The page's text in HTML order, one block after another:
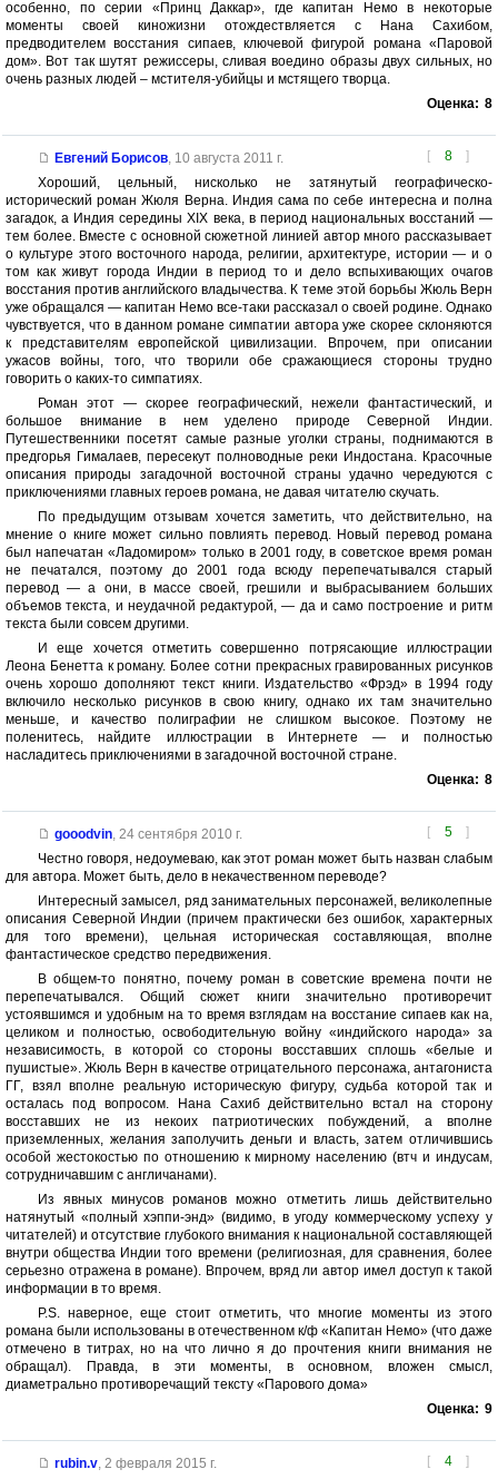
особенно, по серии «Принц Даккар», где капитан Немо в некоторые
моменты своей киножизни отождествляется с Нана Сахибом,
предводителем восстания сипаев, ключевой фигурой романа «Паровой
дом». Вот так шутят режиссеры, сливая воедино образы двух сильных, но
очень разных людей – мстителя-убийцы и мстящего творца.
Оценка: 8
[ 8 ]
Евгений Борисов, 10 августа 2011 г.
Хороший, цельный, нисколько не затянутый географическо-
исторический роман Жюля Верна. Индия сама по себе интересна и полна
загадок, а Индия середины XIX века, в период национальных восстаний —
тем более. Вместе с основной сюжетной линией автор много рассказывает
о культуре этого восточного народа, религии, архитектуре, истории — и о
том как живут города Индии в период то и дело вспыхивающих очагов
восстания против английского владычества. К теме этой борьбы Жюль Верн
уже обращался — капитан Немо все-таки рассказал о своей родине. Однако
чувствуется, что в данном романе симпатии автора уже скорее склоняются
к представителям европейской цивилизации. Впрочем, при описании
ужасов войны, того, что творили обе сражающиеся стороны трудно
говорить о каких-то симпатиях.
Роман этот — скорее географический, нежели фантастический, и
большое внимание в нем уделено природе Северной Индии.
Путешественники посетят самые разные уголки страны, поднимаются в
предгорья Гималаев, пересекут полноводные реки Индостана. Красочные
описания природы загадочной восточной страны удачно чередуются с
приключениями главных героев романа, не давая читателю скучать.
По предыдущим отзывам хочется заметить, что действительно, на
мнение о книге может сильно повлиять перевод. Новый перевод романа
был напечатан «Ладомиром» только в 2001 году, в советское время роман
не печатался, поэтому до 2001 года всюду перепечатывался старый
перевод — а они, в массе своей, грешили и выбрасыванием больших
объемов текста, и неудачной редактурой, — да и само построение и ритм
текста были совсем другими.
И еще хочется отметить совершенно потрясающие иллюстрации
Леона Бенетта к роману. Более сотни прекрасных гравированных рисунков
очень хорошо дополняют текст книги. Издательство «Фрэд» в 1994 году
включило несколько рисунков в свою книгу, однако их там значительно
меньше, и качество полиграфии не слишком высокое. Поэтому не
поленитесь, найдите иллюстрации в Интернете — и полностью
насладитесь приключениями в загадочной восточной стране.
Оценка: 8
[ 5 ]
gooodvin, 24 сентября 2010 г.
Честно говоря, недоумеваю, как этот роман может быть назван слабым
для автора. Может быть, дело в некачественном переводе?
Интересный замысел, ряд занимательных персонажей, великолепные
описания Северной Индии (причем практически без ошибок, характерных
для того времени), цельная историческая составляющая, вполне
фантастическое средство передвижения.
В общем-то понятно, почему роман в советские времена почти не
перепечатывался. Общий сюжет книги значительно противоречит
устоявшимся и удобным на то время взглядам на восстание сипаев как на,
целиком и полностью, освободительную войну «индийского народа» за
независимость, в которой со стороны восставших сплошь «белые и
пушистые». Жюль Верн в качестве отрицательного персонажа, антагониста
ГГ, взял вполне реальную историческую фигуру, судьба которой так и
осталась под вопросом. Нана Сахиб действительно встал на сторону
восставших не из некоих патриотических побуждений, а вполне
приземленных, желания заполучить деньги и власть, затем отличившись
особой жестокостью по отношению к мирному населению (втч и индусам,
сотрудничавшим с англичанами).
Из явных минусов романов можно отметить лишь действительно
натянутый «полный хэппи-энд» (видимо, в угоду коммерческому успеху у
читателей) и отсутствие глубокого внимания к национальной составляющей
внутри общества Индии того времени (религиозная, для сравнения, более
серьезно отражена в романе). Впрочем, вряд ли автор имел доступ к такой
информации в то время.
P.S. наверное, еще стоит отметить, что многие моменты из этого
романа были использованы в отечественном к/ф «Капитан Немо» (что даже
отмечено в титрах, но на что лично я до прочтения книги внимания не
обращал). Правда, в эти моменты, в основном, вложен смысл,
диаметрально противоречащий тексту «Парового дома»
Оценка: 9
[ 4 ]
rubin.v, 2 февраля 2015 г.